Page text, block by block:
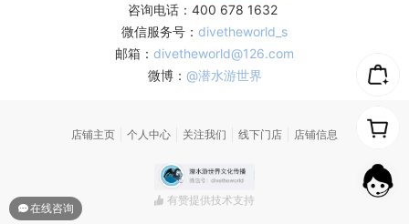
在线咨询
咨询电话：400 678 1632
微信服务号： divetheworld_s
邮箱： divetheworld@126.com
微博： @潜水游世界
店铺主页 个人中心 关注我们 线下门店 店铺信息
有赞提供技术支持